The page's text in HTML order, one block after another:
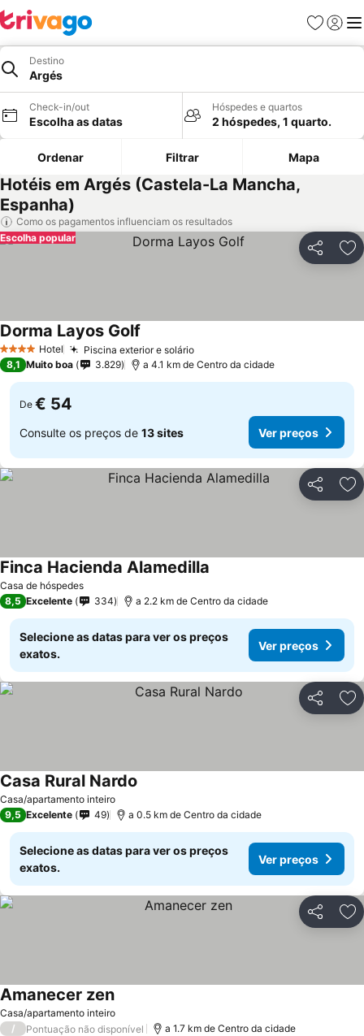
Favoritos
Iniciar
Destino
Argés
Check-in/out
Escolha as datas
Hóspedes e quartos
2 hóspedes, 1 quarto.
Ordenar Filtrar Mapa
Hotéis em Argés (Castela-La Mancha,
Espanha)
Como os pagamentos influenciam os resultados
Partilhar
Escolha popular
4 EstrelasHotel Piscina exterior e solário
Dorma Layos Golf
8,1 Muito boa 3.829 a 4.1 km de Centro da cidade
De € 54
Consulte os preços de 13 sites Ver preços
Partilhar
Casa de hóspedes
Finca Hacienda Alamedilla
8,5 Excelente 334 a 2.2 km de Centro da cidade
Selecione as datas para ver os preços
exatos.
Ver preços
Partilhar
Casa/apartamento inteiro
Casa Rural Nardo
9,5 Excelente 49 a 0.5 km de Centro da cidade
Selecione as datas para ver os preços
exatos.
Ver preços
Partilhar
Casa/apartamento inteiro
Amanecer zen
/ Pontuação não disponível a 1.7 km de Centro da cidade